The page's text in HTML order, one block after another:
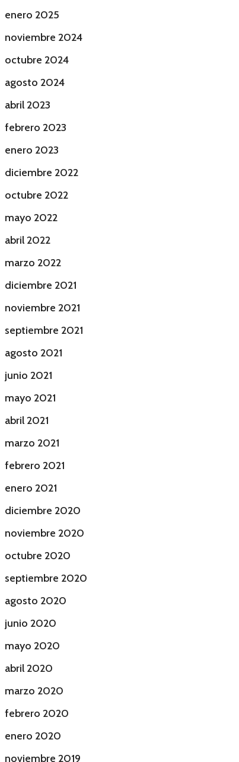
enero 2025
noviembre 2024
octubre 2024
agosto 2024
abril 2023
febrero 2023
enero 2023
diciembre 2022
octubre 2022
mayo 2022
abril 2022
marzo 2022
diciembre 2021
noviembre 2021
septiembre 2021
agosto 2021
junio 2021
mayo 2021
abril 2021
marzo 2021
febrero 2021
enero 2021
diciembre 2020
noviembre 2020
octubre 2020
septiembre 2020
agosto 2020
junio 2020
mayo 2020
abril 2020
marzo 2020
febrero 2020
enero 2020
noviembre 2019